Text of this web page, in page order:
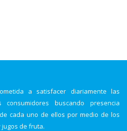
a satisfacer diariamente las
buscando presencia
cada uno de ellos por medio de los
de fruta.